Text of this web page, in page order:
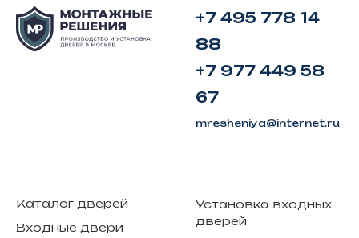
+7 495 778 14
88
+7 977 449 58
67
mresheniya@internet.ru
Каталог дверей
Входные двери
Установка входных
дверей